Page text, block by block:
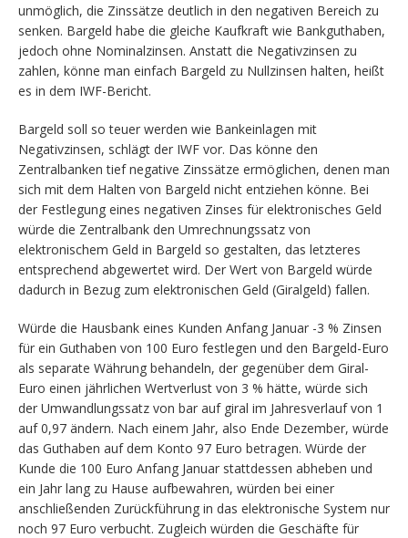
unmöglich, die Zinssätze deutlich in den negativen Bereich zu
senken. Bargeld habe die gleiche Kaufkraft wie Bankguthaben,
jedoch ohne Nominalzinsen. Anstatt die Negativzinsen zu
zahlen, könne man einfach Bargeld zu Nullzinsen halten, heißt
es in dem IWF-Bericht.
Bargeld soll so teuer werden wie Bankeinlagen mit
Negativzinsen, schlägt der IWF vor. Das könne den
Zentralbanken tief negative Zinssätze ermöglichen, denen man
sich mit dem Halten von Bargeld nicht entziehen könne. Bei
der Festlegung eines negativen Zinses für elektronisches Geld
würde die Zentralbank den Umrechnungssatz von
elektronischem Geld in Bargeld so gestalten, das letzteres
entsprechend abgewertet wird. Der Wert von Bargeld würde
dadurch in Bezug zum elektronischen Geld (Giralgeld) fallen.
Würde die Hausbank eines Kunden Anfang Januar -3 % Zinsen
für ein Guthaben von 100 Euro festlegen und den Bargeld-Euro
als separate Währung behandeln, der gegenüber dem Giral-
Euro einen jährlichen Wertverlust von 3 % hätte, würde sich
der Umwandlungssatz von bar auf giral im Jahresverlauf von 1
auf 0,97 ändern. Nach einem Jahr, also Ende Dezember, würde
das Guthaben auf dem Konto 97 Euro betragen. Würde der
Kunde die 100 Euro Anfang Januar stattdessen abheben und
ein Jahr lang zu Hause aufbewahren, würden bei einer
anschließenden Zurückführung in das elektronische System nur
noch 97 Euro verbucht. Zugleich würden die Geschäfte für